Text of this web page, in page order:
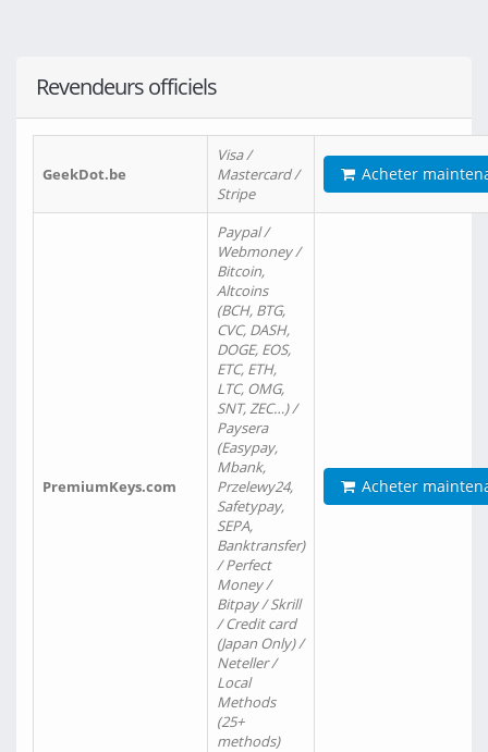
Revendeurs officiels
GeekDot.be
Visa /
Mastercard /
Stripe
Acheter
PremiumKeys.com
Paypal /
Webmoney /
Bitcoin,
Altcoins
(BCH, BTG,
CVC, DASH,
DOGE, EOS,
ETC, ETH,
LTC, OMG,
SNT, ZEC…) /
Paysera
(Easypay,
Mbank,
Przelewy24,
Safetypay,
SEPA,
Banktransfer)
/ Perfect
Money /
Bitpay / Skrill
/ Credit card
(Japan Only) /
Neteller /
Local
Methods
(25+
methods)
Acheter